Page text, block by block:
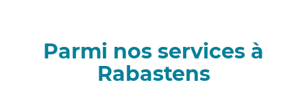
Parmi nos services à
Rabastens